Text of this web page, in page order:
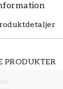
PRODUKTER